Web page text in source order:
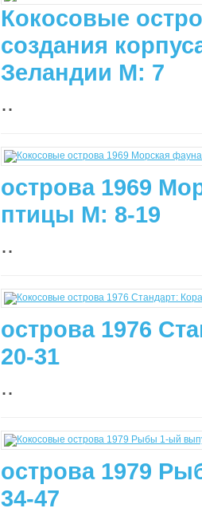
Кокосовые
создания
Зеландии М: 7
..
острова 1969
птицы М: 8-19
..
острова 1976
20-31
..
острова 1979
34-47